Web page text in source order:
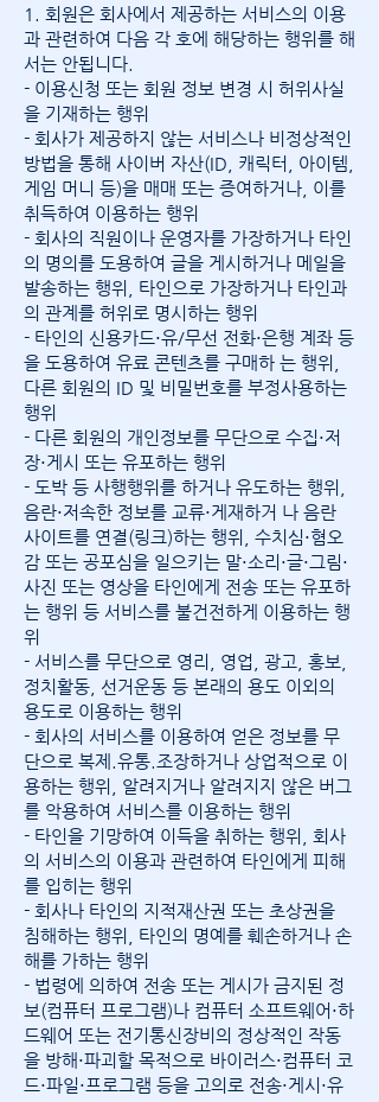
1. 회원은 회사에서 제공하는 서비스의 이용
과 관련하여 다음 각 호에 해당하는 행위를 해
서는 안됩니다.
- 이용신청 또는 회원 정보 변경 시 허위사실
을 기재하는 행위
- 회사가 제공하지 않는 서비스나 비정상적인
방법을 통해 사이버 자산(ID, 캐릭터, 아이템,
게임 머니 등)을 매매 또는 증여하거나, 이를
취득하여 이용하는 행위
- 회사의 직원이나 운영자를 가장하거나 타인
의 명의를 도용하여 글을 게시하거나 메일을
발송하는 행위, 타인으로 가장하거나 타인과
의 관계를 허위로 명시하는 행위
- 타인의 신용카드⋅유/무선 전화⋅은행 계좌 등
을 도용하여 유료 콘텐츠를 구매하 는 행위,
다른 회원의 ID 및 비밀번호를 부정사용하는
행위
- 다른 회원의 개인정보를 무단으로 수집⋅저
장⋅게시 또는 유포하는 행위
- 도박 등 사행행위를 하거나 유도하는 행위,
음란⋅저속한 정보를 교류⋅게재하거 나 음란
사이트를 연결(링크)하는 행위, 수치심⋅혐오
감 또는 공포심을 일으키는 말⋅소리⋅글⋅그림⋅
사진 또는 영상을 타인에게 전송 또는 유포하
는 행위 등 서비스를 불건전하게 이용하는 행
위
- 서비스를 무단으로 영리, 영업, 광고, 홍보,
정치활동, 선거운동 등 본래의 용도 이외의
용도로 이용하는 행위
- 회사의 서비스를 이용하여 얻은 정보를 무
단으로 복제.유통.조장하거나 상업적으로 이
용하는 행위, 알려지거나 알려지지 않은 버그
를 악용하여 서비스를 이용하는 행위
- 타인을 기망하여 이득을 취하는 행위, 회사
의 서비스의 이용과 관련하여 타인에게 피해
를 입히는 행위
- 회사나 타인의 지적재산권 또는 초상권을
침해하는 행위, 타인의 명예를 훼손하거나 손
해를 가하는 행위
- 법령에 의하여 전송 또는 게시가 금지된 정
보(컴퓨터 프로그램)나 컴퓨터 소프트웨어⋅하
드웨어 또는 전기통신장비의 정상적인 작동
을 방해⋅파괴할 목적으로 바이러스⋅컴퓨터 코
드⋅파일⋅프로그램 등을 고의로 전송⋅게시⋅유